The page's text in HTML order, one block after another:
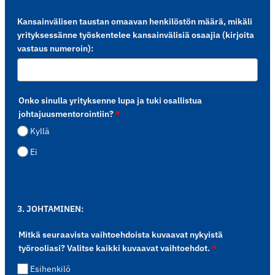
Kansainvälisen taustan omaavan henkilöstön määrä, mikäli
yrityksessänne työskentelee kansainvälisiä osaajia (kirjoita
vastaus numeroin):
Onko sinulla yrityksenne lupa ja tuki osallistua
johtajuusmentorointiin?*
Kyllä
Ei
3. JOHTAMINEN:
Mitkä seuraavista vaihtoehdoista kuvaavat nykyistä
työrooliasi? Valitse kaikki kuvaavat vaihtoehdot.*
Esihenkilö